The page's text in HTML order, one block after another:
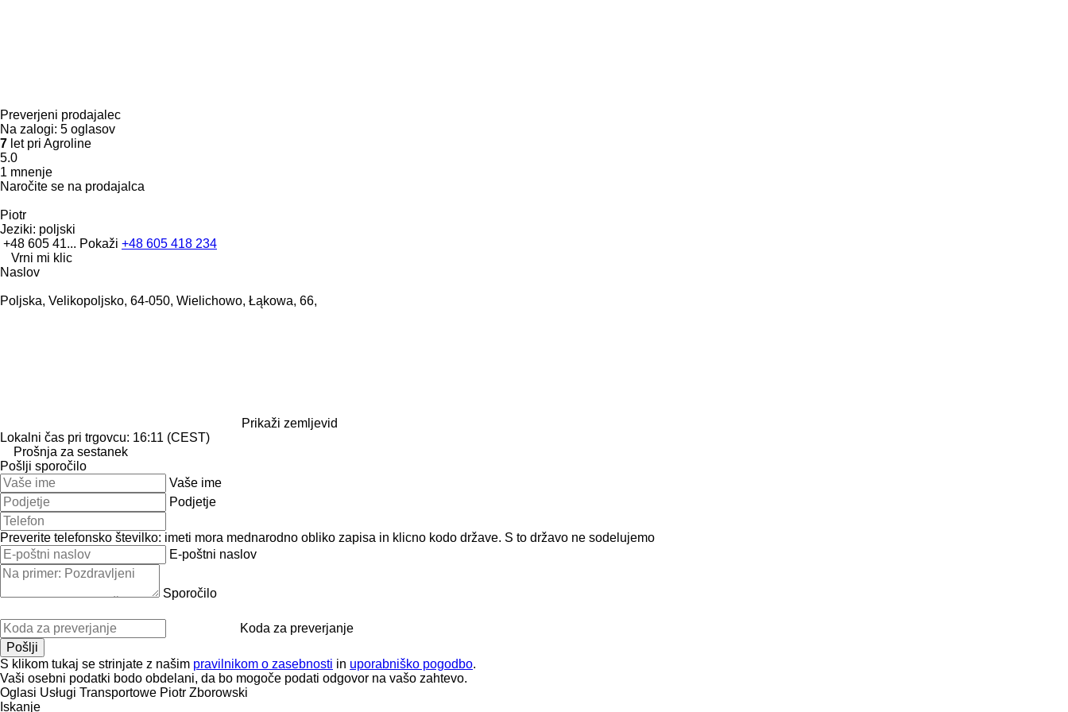
Preverjeni prodajalec
Na zalogi: 5 oglasov
7 let pri Agroline
5.0
1 mnenje
Naročite se na prodajalca
Piotr
Jeziki: poljski
+48 605 41... Pokaži +48 605 418 234
Vrni mi klic
Naslov
Poljska, Velikopoljsko, 64-050, Wielichowo, Łąkowa, 66,
Prikaži zemljevid
Lokalni čas pri trgovcu: 16:11 (CEST)
Prošnja za sestanek
Pošlji sporočilo
Vaše ime
Podjetje
Preverite telefonsko številko: imeti mora mednarodno obliko zapisa in klicno kodo države. S to državo ne sodelujemo
E-poštni naslov
Sporočilo
Koda za preverjanje
S klikom tukaj se strinjate z našim pravilnikom o zasebnosti in uporabniško pogodbo.
Vaši osebni podatki bodo obdelani, da bo mogoče podati odgovor na vašo zahtevo.
Oglasi Usługi Transportowe Piotr Zborowski
Iskanje